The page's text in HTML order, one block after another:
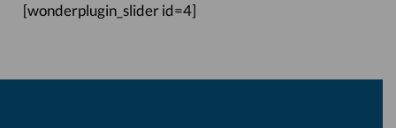
[wonderplugin_slider id=4]